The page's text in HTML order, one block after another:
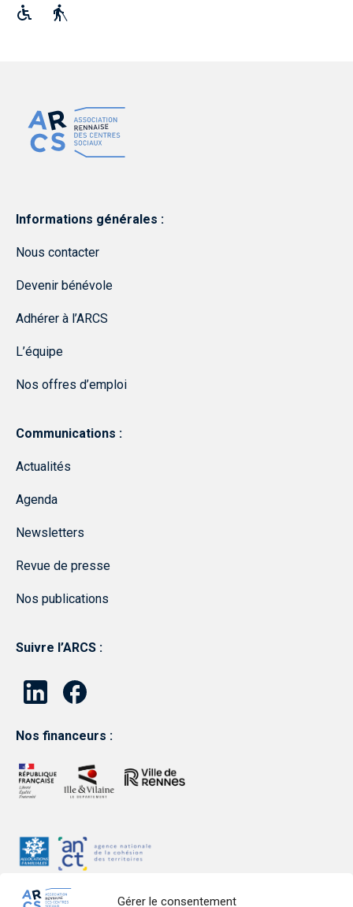
Gérer le consentement
pmr
malvoyant
Informations générales :
Nous contacter
Devenir bénévole
Adhérer à l’ARCS
L’équipe
Nos offres d’emploi
Communications :
Actualités
Agenda
Newsletters
Revue de presse
Nos publications
Suivre l’ARCS :
Nos financeurs :